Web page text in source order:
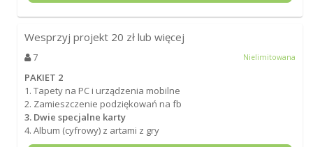
Wesprzyj projekt 20 zł lub więcej
7 Nielimitowana
PAKIET 2
1. Tapety na PC i urządzenia mobilne
2. Zamieszczenie podziękowań na fb
3. Dwie specjalne karty
4. Album (cyfrowy) z artami z gry